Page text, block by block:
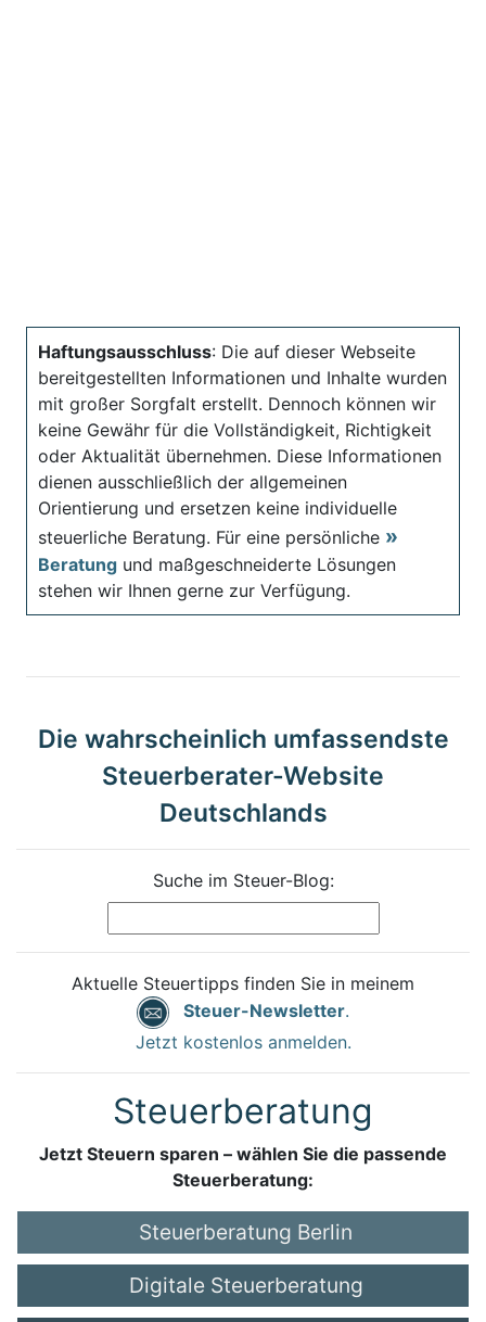
Haftungsausschluss: Die auf dieser Webseite
bereitgestellten Informationen und Inhalte wurden
mit großer Sorgfalt erstellt. Dennoch können wir
keine Gewähr für die Vollständigkeit, Richtigkeit
oder Aktualität übernehmen. Diese Informationen
dienen ausschließlich der allgemeinen
Orientierung und ersetzen keine individuelle
steuerliche Beratung. Für eine persönliche
Beratung und maßgeschneiderte Lösungen
stehen wir Ihnen gerne zur Verfügung.
Die wahrscheinlich umfassendste
Steuerberater-Website
Deutschlands
Suche im Steuer-Blog:
Aktuelle Steuertipps finden Sie in meinem
Steuer-Newsletter.
Jetzt kostenlos anmelden.
Steuerberatung
Jetzt Steuern sparen – wählen Sie die passende
Steuerberatung:
Steuerberatung Berlin
Digitale Steuerberatung